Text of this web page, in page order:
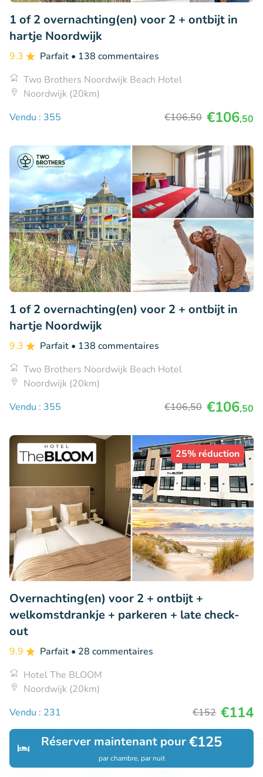
Rechercher Réservations
Réserver maintenant pour€125
par chambre, par nuit
1 of 2 overnachting(en) voor 2 + ontbijt in
hartje Noordwijk
9.3 Parfait • 138 commentaires
Two Brothers Noordwijk Beach Hotel
Noordwijk (20km)
Vendu : 355
€106,50 €106,50
1 of 2 overnachting(en) voor 2 + ontbijt in
hartje Noordwijk
9.3 Parfait • 138 commentaires
Two Brothers Noordwijk Beach Hotel
Noordwijk (20km)
Vendu : 355
€106,50 €106,50
25% réduction
Overnachting(en) voor 2 + ontbijt +
welkomstdrankje + parkeren + late check-
out
9.9 Parfait • 28 commentaires
Hotel The BLOOM
Noordwijk (20km)
Vendu : 231
€152 €114